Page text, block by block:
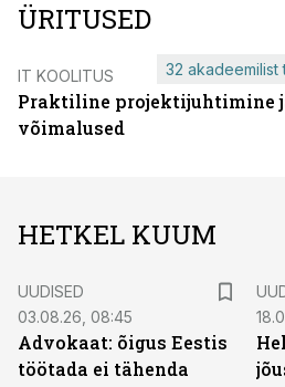
ÜRITUSED
IT KOOLITUS
Praktiline projektijuhtimine
võimalused
32 akadeemilist
HETKEL KUUM
UUDISED
03.08.26, 08:45
Advokaat: õigus Eestis
töötada ei tähenda